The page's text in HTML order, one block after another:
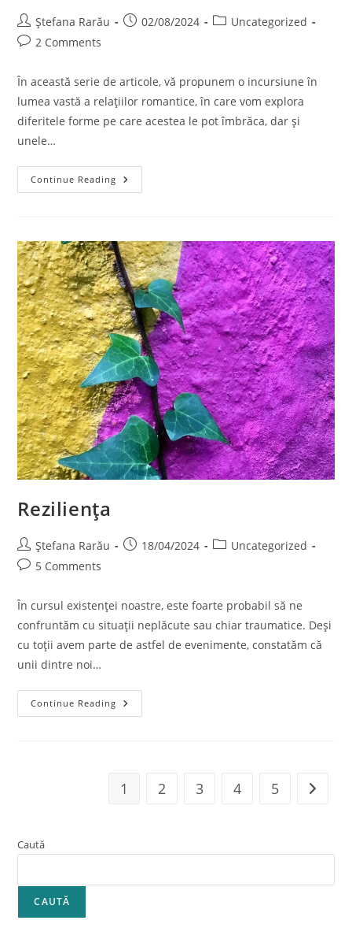
Ștefana Rarău 02/08/2024
Uncategorized
2 Comments
În această serie de articole, vă propunem o incursiune în
lumea vastă a relațiilor romantice, în care vom explora
diferitele forme pe care acestea le pot îmbrăca, dar și
unele…
Continue Reading
Reziliența
Ștefana Rarău 18/04/2024
Uncategorized
5 Comments
În cursul existenței noastre, este foarte probabil să ne
confruntăm cu situații neplăcute sau chiar traumatice. Deși
cu toții avem parte de astfel de evenimente, constatăm că
unii dintre noi…
Continue Reading
1 2 3 4 5
Caută
CAUTĂ